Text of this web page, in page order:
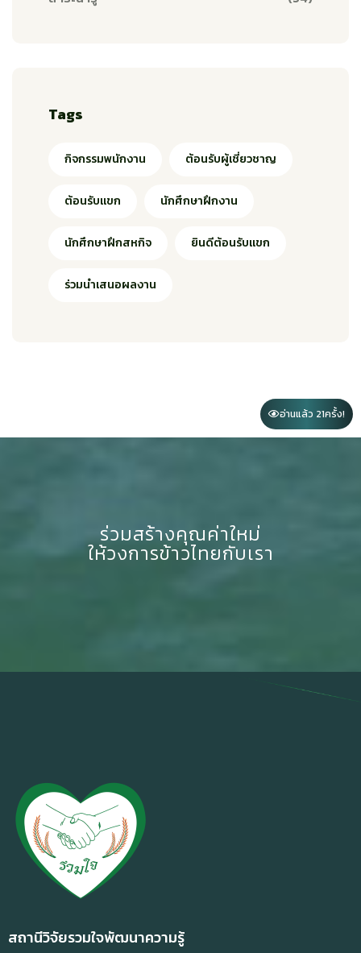
Tags
กิจกรรมพนักงาน ต้อนรับผู้เชี่ยวชาญ
ต้อนรับแขก นักศึกษาฝึกงาน
นักศึกษาฝึกสหกิจ ยินดีต้อนรับแขก
ร่วมนำเสนอผลงาน
อ่านแล้ว 21ครั้ง!
ร่วมสร้างคุณค่าใหม่
ให้วงการข้าวไทยกับเรา
สถานีวิจัยรวมใจพัฒนาความรู้